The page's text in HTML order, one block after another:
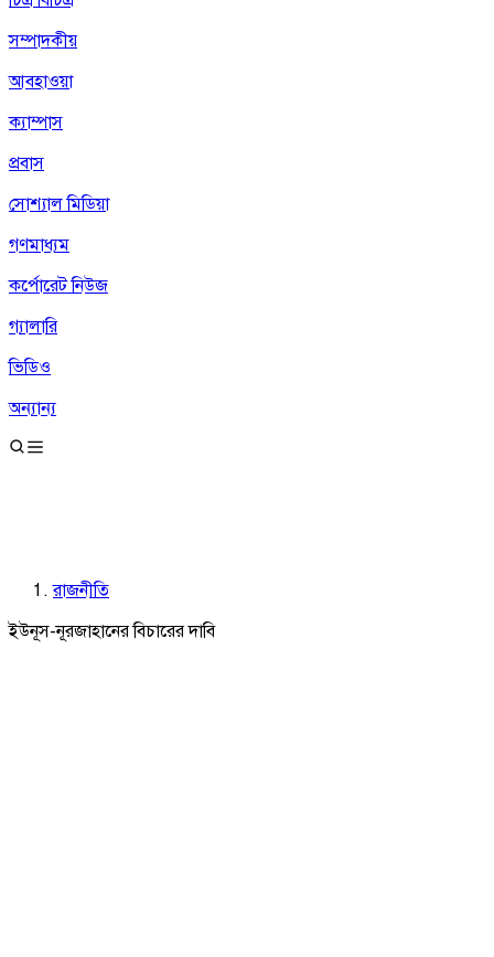
সম্পাদকীয়
আবহাওয়া
ক্যাম্পাস
প্রবাস
সোশ্যাল মিডিয়া
গণমাধ্যম
কর্পোরেট নিউজ
গ্যালারি
ভিডিও
অন্যান্য
রাজনীতি
ইউনূস-নূরজাহানের বিচারের দাবি